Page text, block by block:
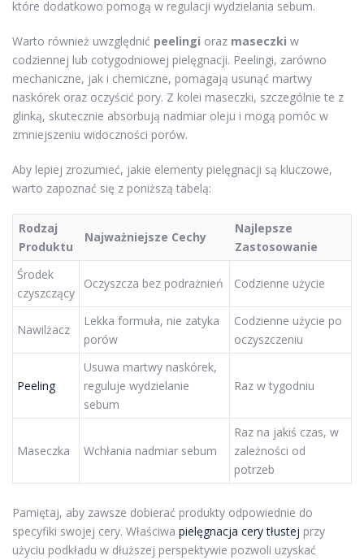
które dodatkowo pomogą w regulacji wydzielania sebum.
Warto również uwzględnić peelingi oraz maseczki w
codziennej lub cotygodniowej pielęgnacji. Peelingi, zarówno
mechaniczne, jak i chemiczne, pomagają usunąć martwy
naskórek oraz oczyścić pory. Z kolei maseczki, szczególnie te z
glinką, skutecznie absorbują nadmiar oleju i mogą pomóc w
zmniejszeniu widoczności porów.
Aby lepiej zrozumieć, jakie elementy pielęgnacji są kluczowe,
warto zapoznać się z poniższą tabelą:
Rodzaj
Produktu
Najważniejsze Cechy
Najlepsze
Zastosowanie
Środek
czyszczący
Oczyszcza bez podrażnień Codzienne użycie
Nawilżacz
Lekka formuła, nie zatyka
porów
Codzienne użycie po
oczyszczeniu
Peeling
Usuwa martwy naskórek,
reguluje wydzielanie
sebum
Raz w tygodniu
Maseczka Wchłania nadmiar sebum
Raz na jakiś czas, w
zależności od
potrzeb
Pamiętaj, aby zawsze dobierać produkty odpowiednie do
specyfiki swojej cery. Właściwa pielęgnacja cery tłustej przy
użyciu podkładu w dłuższej perspektywie pozwoli uzyskać